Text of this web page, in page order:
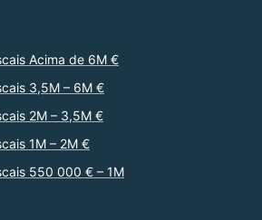
Acima de 6M €
3,5M – 6M €
2M – 3,5M €
1M – 2M €
550 000 € – 1M